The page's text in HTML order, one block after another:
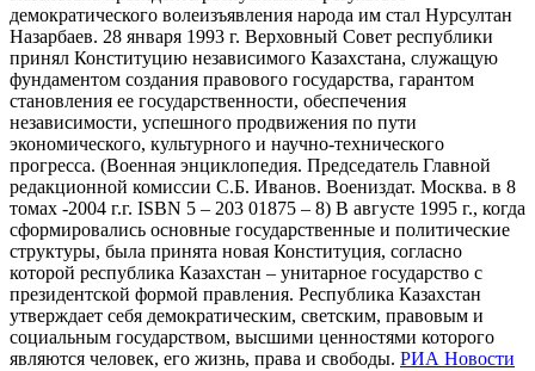
демократического волеизъявления народа им стал Нурсултан
Назарбаев. 28 января 1993 г. Верховный Совет республики
принял Конституцию независимого Казахстана, служащую
фундаментом создания правового государства, гарантом
становления ее государственности, обеспечения
независимости, успешного продвижения по пути
экономического, культурного и научно-технического
прогресса. (Военная энциклопедия. Председатель Главной
редакционной комиссии С.Б. Иванов. Воениздат. Москва. в 8
томах -2004 г.г. ISBN 5 – 203 01875 – 8) В августе 1995 г., когда
сформировались основные государственные и политические
структуры, была принята новая Конституция, согласно
которой республика Казахстан – унитарное государство с
президентской формой правления. Республика Казахстан
утверждает себя демократическим, светским, правовым и
социальным государством, высшими ценностями которого
являются человек, его жизнь, права и свободы. РИА Новости